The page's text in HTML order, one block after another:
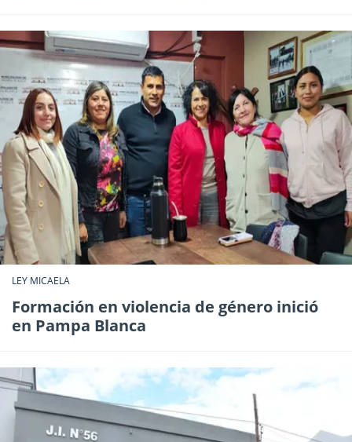
LEY MICAELA
Formación en violencia de género inició
en Pampa Blanca